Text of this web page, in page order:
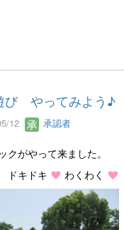
び やってみよう♪
12 承認者
がやって来ました。
ドキドキ
わくわく